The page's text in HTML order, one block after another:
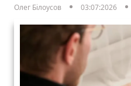
Олег Білоусов 03:07:2026